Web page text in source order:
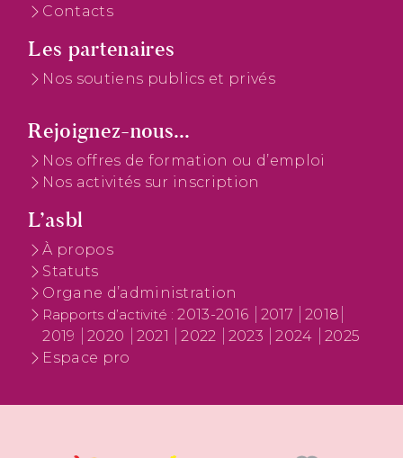
Contacts
Les partenaires
Nos soutiens publics et privés
Rejoignez-nous...
Nos offres de formation ou d’emploi
Nos activités sur inscription
L’asbl
À propos
Statuts
Organe d’administration
Rapports d’activité :2013-2016 2017
2018
2019
2020 2021 2022 2023 2024
2025
Espace pro